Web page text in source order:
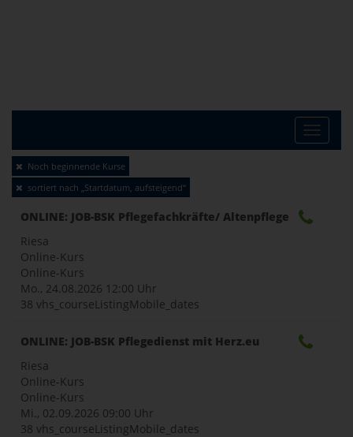
Toggle
Noch beginnende Kurse
sortiert nach „Startdatum, aufsteigend“
ONLINE: JOB-BSK Pflegefachkräfte/ Altenpflege
Riesa
Online-Kurs
Online-Kurs
Mo., 24.08.2026 12:00 Uhr
38 vhs_courseListingMobile_dates
ONLINE: JOB-BSK Pflegedienst mit Herz.eu
Riesa
Online-Kurs
Online-Kurs
Mi., 02.09.2026 09:00 Uhr
38 vhs_courseListingMobile_dates